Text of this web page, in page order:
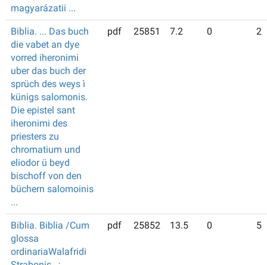
magyarázatii ...
Biblia. ... Das buch
die vabet an dye
vorred iheronimi
uber das buch der
sprüch des weys ì
künigs salomonis.
Die epistel sant
iheronimi des
priesters zu
chromatium und
eliodor ü beyd
bischoff von den
büchern salomoinis
...
pdf 25851 7.2 0 2
Biblia. Biblia /Cum
glossa
ordinariaWalafridi
pdf 25852 13.5 0 5